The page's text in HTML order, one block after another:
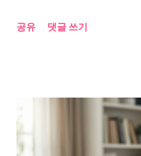
가득한 찌개, 저녁은 배달 음
감은 점점 심해졌다. 결국 병
“신장 기능이 많이 떨어져 있
느꼈는데. 신장은 그렇다. 우
공유 댓글 쓰기